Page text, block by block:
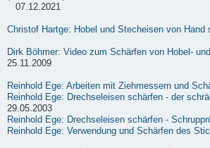
07.12.2021
Christof Hartge: Hobel und Stecheisen von Hand
Dirk Böhmer: Video zum Schärfen von Hobel-
25.11.2009
Reinhold Ege: Arbeiten mit Ziehmessern und
Reinhold Ege: Drechseleisen schärfen - der
29.05.2003
Reinhold Ege: Drechseleisen schärfen -
Reinhold Ege: Verwendung und Schärfen des